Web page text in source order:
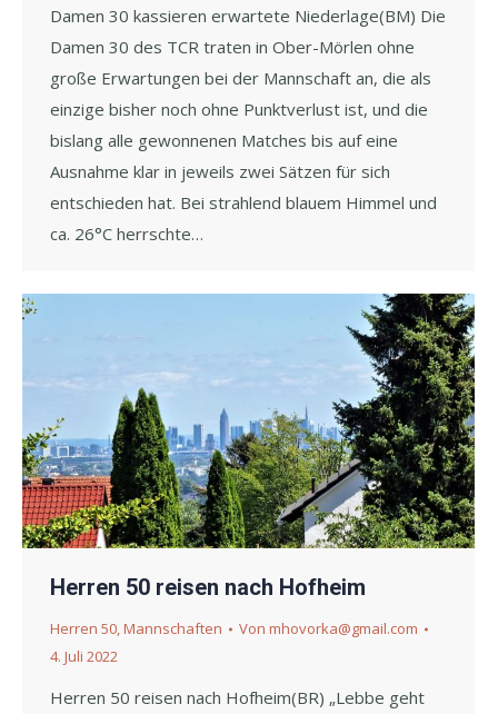
Damen 30 kassieren erwartete Niederlage(BM) Die
Damen 30 des TCR traten in Ober-Mörlen ohne
große Erwartungen bei der Mannschaft an, die als
einzige bisher noch ohne Punktverlust ist, und die
bislang alle gewonnenen Matches bis auf eine
Ausnahme klar in jeweils zwei Sätzen für sich
entschieden hat. Bei strahlend blauem Himmel und
ca. 26°C herrschte…
Herren 50 reisen nach Hofheim
Herren 50,Mannschaften Von mhovorka@gmail.com
4. Juli 2022
Herren 50 reisen nach Hofheim(BR) „Lebbe geht